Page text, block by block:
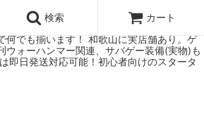
。通販・オンラインショップです！ ウォー
ことなら当店へ！ボードゲームもメジャーど
何でも揃います！ 和歌山に実店舗あり。ゲ
ウォーハンマー関連、サバゲー装備(実物)も
即日発送対応可能！初心者向けのスタータ
検索 カート